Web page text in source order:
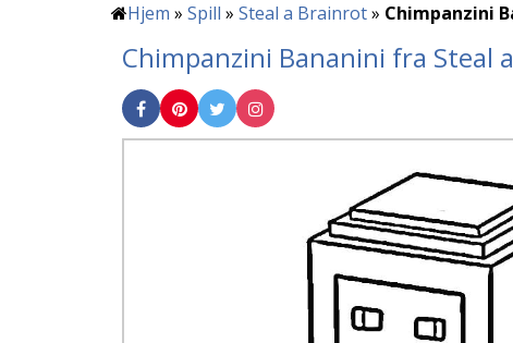
Hjem » Spill » Steal a Brainrot» Chimpanzini
Chimpanzini Bananini fra Steal